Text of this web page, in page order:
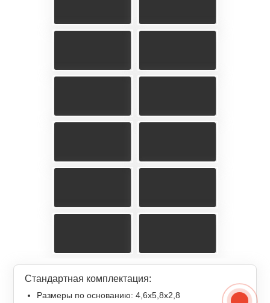
Стандартная комплектация:
Размеры по основанию: 4,6x5,8x2,8